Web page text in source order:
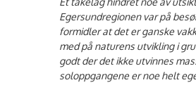
Egersundregionen var på
formidler at det er ganske
med på naturens utvikling i
godt der det ikke utvinnes
soloppgangene er noe helt